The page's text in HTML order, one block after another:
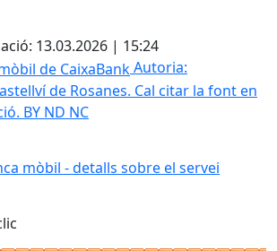
13.03.2026 | 15:24
de CaixaBank
Autoria:
de Rosanes. Cal citar la font en
BY ND NC
mòbil - detalls sobre el servei